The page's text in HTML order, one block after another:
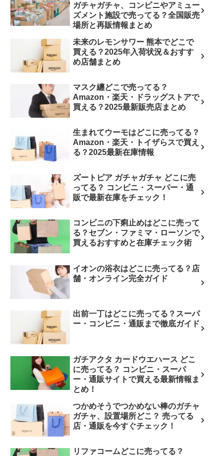
ガチャガチャ、コンビニやアミュー
ズメント施設で売ってる？全国販売
場所と再販情報まとめ
未来のレモンサワー 熊本でどこで
買える？2025年入荷状況＆おすす
め店舗まとめ
マスク纏どこで売ってる？
Amazon・楽天・ドラッグストアで
買える？2025最新販売店まとめ
生まれてウーモはどこに売ってる？
Amazon・楽天・トイザらスで買え
る？2025最新在庫情報
ズートピア ガチャガチャ どこに売
ってる？ コンビニ・スーパー・通
販で最新在庫をチェック！
コンビニの下痢止めはどこに売って
る？セブン・ファミマ・ローソンで
買えるおすすめと在庫チェック術
イオンの浴衣はどこに売ってる？店
舗・オンライン完全ガイド
出前一丁はどこに売ってる？スーパ
ー・コンビニ・通販まで徹底ガイド
ガチアクタ カードウエハース どこ
に売ってる？ コンビニ・スーパ
ー・通販サイトで買える最新情報ま
とめ！
つかめそうでつかめない棒のガチャ
ガチャ、設置場所どこ？ 売ってる
店・通販を今すぐチェック！
リファコームどこに売ってる？